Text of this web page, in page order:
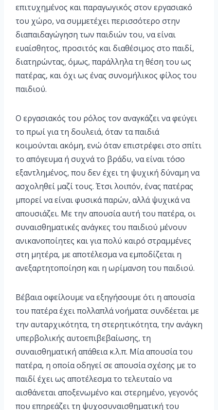
επιτυχημένος και παραγωγικός στον εργασιακό
του χώρο, να συμμετέχει περισσότερο στην
διαπαιδαγώγηση των παιδιών του, να είναι
ευαίσθητος, προσιτός και διαθέσιμος στο παιδί,
διατηρώντας, όμως, παράλληλα τη θέση του ως
πατέρας, και όχι ως ένας συνομήλικος φίλος του
παιδιού.
Ο εργασιακός του ρόλος τον αναγκάζει να φεύγει
το πρωί για τη δουλειά, όταν τα παιδιά
κοιμούνται ακόμη, ενώ όταν επιστρέφει στο σπίτι
το απόγευμα ή συχνά το βράδυ, να είναι τόσο
εξαντλημένος, που δεν έχει τη ψυχική δύναμη να
ασχοληθεί μαζί τους. Έτσι λοιπόν, ένας πατέρας
μπορεί να είναι φυσικά παρών, αλλά ψυχικά να
απουσιάζει. Με την απουσία αυτή του πατέρα, οι
συναισθηματικές ανάγκες του παιδιού μένουν
ανικανοποίητες και για πολύ καιρό στραμμένες
στη μητέρα, με αποτέλεσμα να εμποδίζεται η
ανεξαρτητοποίηση και η ωρίμανση του παιδιού.
Βέβαια οφείλουμε να εξηγήσουμε ότι η απουσία
του πατέρα έχει πολλαπλά νοήματα: συνδέεται με
την αυταρχικότητα, τη στερητικότητα, την ανάγκη
υπερβολικής αυτοεπιβεβαίωσης, τη
συναισθηματική απάθεια κ.λ.π. Μία απουσία του
πατέρα, η οποία οδηγεί σε απουσία σχέσης με το
παιδί έχει ως αποτέλεσμα το τελευταίο να
αισθάνεται αποξενωμένο και στερημένο, γεγονός
που επηρεάζει τη ψυχοσυναισθηματική του